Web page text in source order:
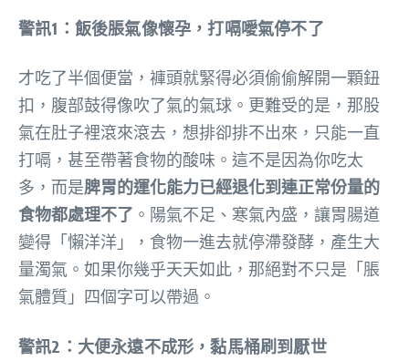
警訊1：飯後脹氣像懷孕，打嗝噯氣停不了
才吃了半個便當，褲頭就緊得必須偷偷解開一顆鈕
扣，腹部鼓得像吹了氣的氣球。更難受的是，那股
氣在肚子裡滾來滾去，想排卻排不出來，只能一直
打嗝，甚至帶著食物的酸味。這不是因為你吃太
多，而是脾胃的運化能力已經退化到連正常份量的
食物都處理不了 。陽氣不足、寒氣內盛，讓胃腸道
變得「懶洋洋」，食物一進去就停滯發酵，產生大
量濁氣。如果你幾乎天天如此，那絕對不只是「脹
氣體質」四個字可以帶過。
警訊2：大便永遠不成形，黏馬桶刷到厭世